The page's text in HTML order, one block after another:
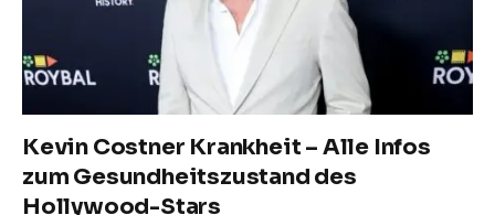
Kevin Costner Krankheit – Alle Infos
zum Gesundheitszustand des
Hollywood-Stars